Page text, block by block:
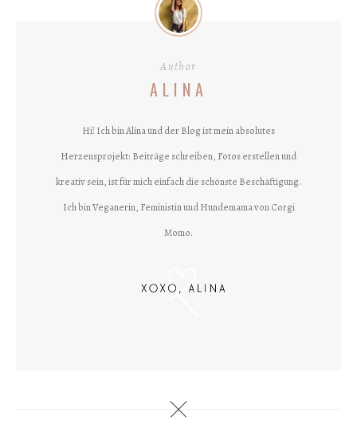
Author
ALINA
Hi! Ich bin Alina und der Blog ist mein absolutes
Herzensprojekt: Beiträge schreiben, Fotos erstellen und
kreativ sein, ist für mich einfach die schönste Beschäftigung.
Ich bin Veganerin, Feministin und Hundemama von Corgi
Momo.